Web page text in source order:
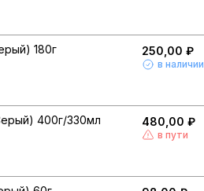
180г 250,00 ₽
в наличии
400г/330мл 480,00 ₽
в пути